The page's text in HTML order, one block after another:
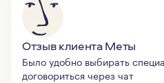
Отзыв клиента Меты
Было удобно выбирать
договориться через чат